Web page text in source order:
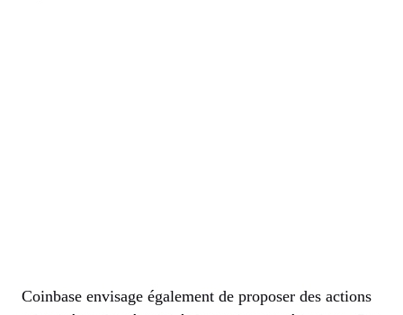
Coinbase envisage également de proposer des actions